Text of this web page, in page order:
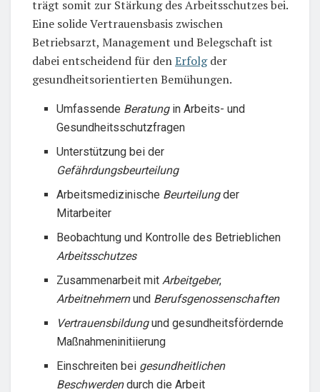
trägt somit zur Stärkung des Arbeitsschutzes bei.
Eine solide Vertrauensbasis zwischen
Betriebsarzt, Management und Belegschaft ist
dabei entscheidend für denErfolgder
gesundheitsorientierten Bemühungen.
Umfassende Beratungin Arbeits- und
Gesundheitsschutzfragen
Unterstützung bei der
Gefährdungsbeurteilung
Arbeitsmedizinische Beurteilungder
Mitarbeiter
Beobachtung und Kontrolle des Betrieblichen
Arbeitsschutzes
Zusammenarbeit mit Arbeitgeber,
Arbeitnehmernund Berufsgenossenschaften
Vertrauensbildungund gesundheitsfördernde
Maßnahmeninitiierung
Einschreiten bei gesundheitlichen
Beschwerdendurch die Arbeit